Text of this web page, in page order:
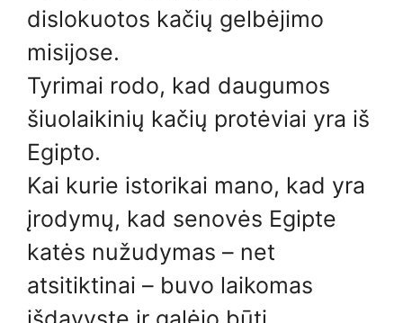
dislokuotos kačių gelbėjimo
misijose.
Tyrimai rodo, kad daugumos
šiuolaikinių kačių protėviai yra iš
Egipto.
Kai kurie istorikai mano, kad yra
įrodymų, kad senovės Egipte
katės nužudymas – net
atsitiktinai – buvo laikomas